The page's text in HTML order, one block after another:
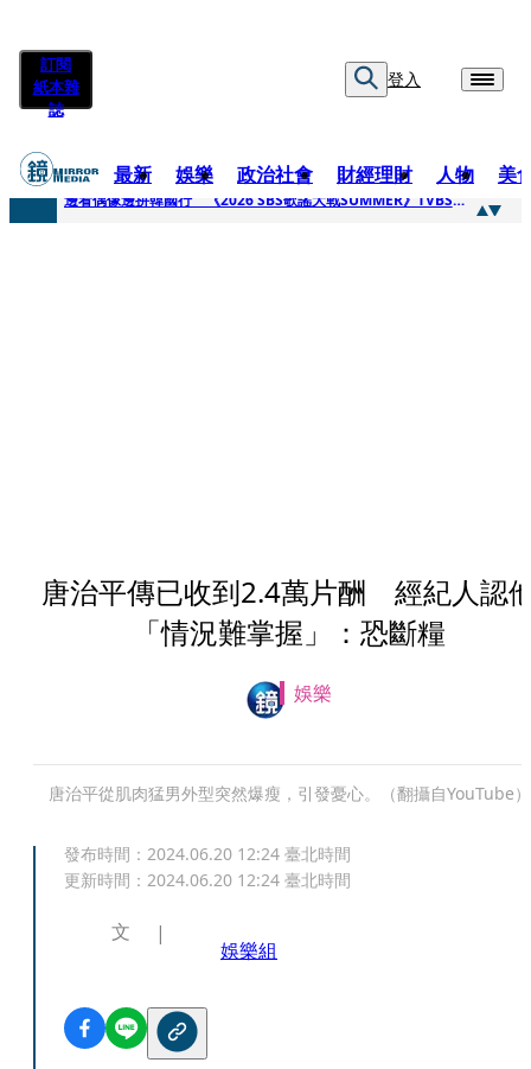
訂閱
紙本雜
誌
登入
最新 娛樂 政治社會 財經理財 人物 美
快訊
邊看偶像邊拚韓國行 《2026 SBS歌謠大戰SUMMER》TVBS直播祭追星福利
唐治平傳已收到2.4萬片酬 經紀人認
「情況難掌握」：恐斷糧
娛樂
唐治平從肌肉猛男外型突然爆瘦，引發憂心。（翻攝自YouTube）
發布時間： 2024.06.20 12:24 臺北時間
更新時間： 2024.06.20 12:24 臺北時間
文
娛樂組